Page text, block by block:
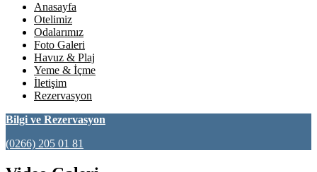
Anasayfa
Otelimiz
Odalarımız
Foto Galeri
Havuz & Plaj
Yeme & İçme
İletişim
Rezervasyon
Bilgi ve Rezervasyon
(0266) 205 01 81